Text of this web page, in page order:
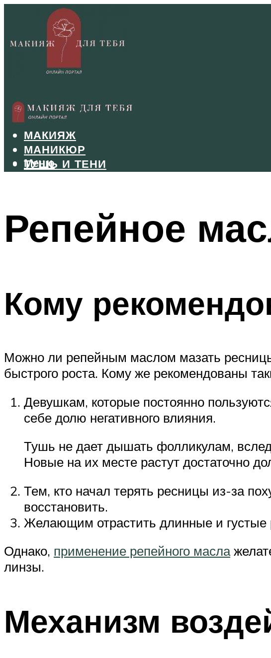
БРОВИ
ВОЛОСЫ
МАКИЯЖ
МАНИКЮР
ТУШЬ И ТЕНИ
Меню
Репейное
Кому
Можно ли репейным маслом мазать
быстрого роста. Кому же рекомендованы
Девушкам, которые постоянно
себе долю негативного влияния.
Тушь не дает дышать фолликулам,
Новые на их месте растут достаточно
Тем, кто начал терять ресницы из-за
восстановить.
Желающим отрастить длинные и густые
Однако, применение репейного масла
линзы.
Механизм